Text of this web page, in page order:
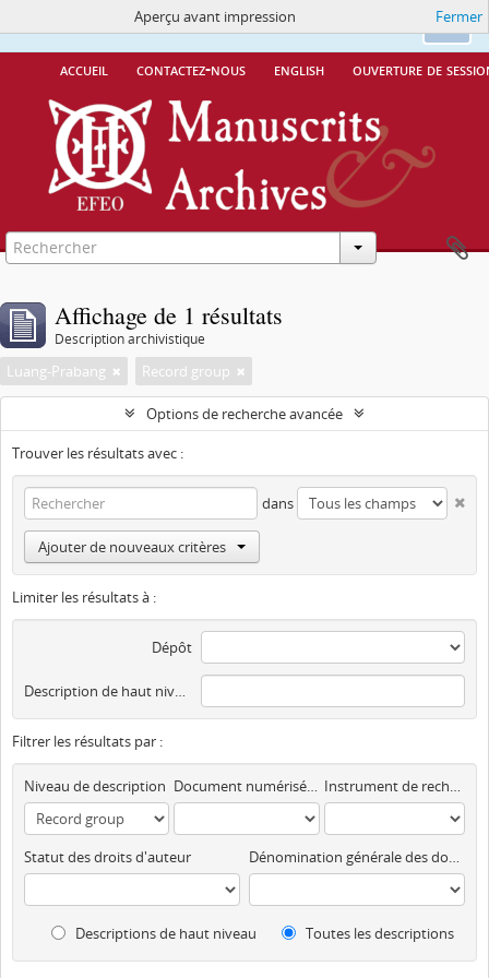
Ok
Ce site utilise des cookiesMore Info.
accueil contactez-nous english ouverture de
Aperçu avant impression Fermer
Affichage de 1 résultats
Description archivistique
Luang-Prabang Record group
Options de recherche avancée
Trouver les résultats avec :
dans
Ajouter de nouveaux critères
Limiter les résultats à :
Dépôt
Description de haut niveau
Filtrer les résultats par :
Niveau de description Document numérisé disponible Instrument de recherche
Statut des droits d'auteur Dénomination générale des documents
Descriptions de haut niveau Toutes les descriptions